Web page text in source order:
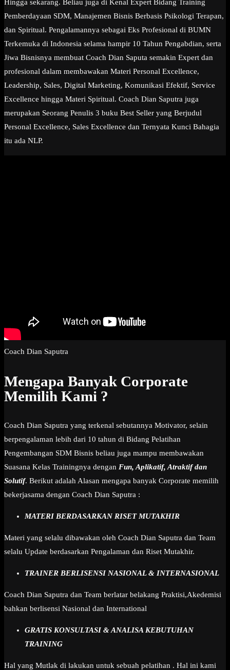
Hingga sekarang. Beliau juga di Kenal Expert Bidang Training
Pemberdayaan SDM, Manajemen Bisnis Berbasis Psikologi Terapan,
dan Spiritual. Pengalamannya sebagai Eks Profesional di BUMN
Terkemuka di Indonesia selama hampir 10 Tahun Pengabdian, serta
Jiwa Bisnisnya membuat Coach Dian Saputa semakin Expert dan
profesional dalam membawakan Materi Personal Excellence,
Leadership, Sales, Digital Marketing, Komunikasi Efektif, Service
Excellence hingga Materi Spiritual. Coach Dian Saputra juga
merupakan Seorang Penulis 3 buku Best Seller yang Berjudul
Personal Excellence, Sales Excellence dan Ternyata Kunci Bahagia
itu ada NLP.
Coach Dian Saputra
Mengapa Banyak Corporate
Memilih Kami ?
Coach Dian Saputra yang terkenal sebutannya Motivator, selain
berpengalaman lebih dari 10 tahun di Bidang Pelatihan
Pengembangan SDM Bisnis beliau juga mampu membawakan
Suasana Kelas Trainingnya dengan Fun, Aplikatif, Atraktif dan
Solutif. Berikut adalah Alasan mengapa banyak Corporate memilih
bekerjasama dengan Coach Dian Saputra :
MATERI BERDASARKAN RISET MUTAKHIR
Materi yang selalu dibawakan oleh Coach Dian Saputra dan Team
selalu Update berdasarkan Pengalaman dan Riset Mutakhir.
TRAINER BERLISENSI NASIONAL & INTERNASIONAL
Coach Dian Saputra dan Team berlatar belakang Praktisi,Akedemisi
bahkan berlisensi Nasional dan International
GRATIS KONSULTASI & ANALISA KEBUTUHAN
TRAINING
Hal yang Mutlak di lakukan untuk sebuah pelatihan . Hal ini kami